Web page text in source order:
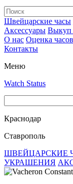
Швейцарские часы
Аксессуары Выкуп
О нас Оценка часов
Контакты
Меню
Watch Status
Краснодар
Ставрополь
ШВЕЙЦАРСКИЕ
УКРАШЕНИЯ